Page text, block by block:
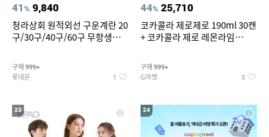
41% 9,840
청라상회 원적외선 구운계란 20
구/30구/40구/60구 무항생제
구매 999+
롯데온 1
44% 25,710
코카콜라 제로제로 190ml 30캔
+ 코카콜라 제로 레몬라임
티커 세트
구매 999+
G마켓 3
23 24